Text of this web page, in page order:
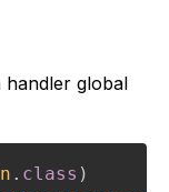
handler global
. class )